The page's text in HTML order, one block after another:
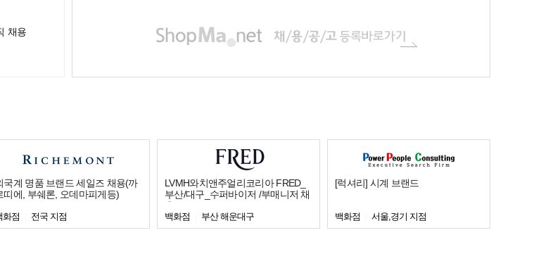
채용
국계 명품 브랜드 세일즈 채용(까
띠에, 부쉐론, 오데마피게등)
화점 전국 지점
LVMH와치앤주얼리코리아 FRED_
부산/대구_수퍼바이저 /부매니저 채
용
백화점 부산 해운대구
[럭셔리] 시계 브랜드
백화점 서울,경기 지점